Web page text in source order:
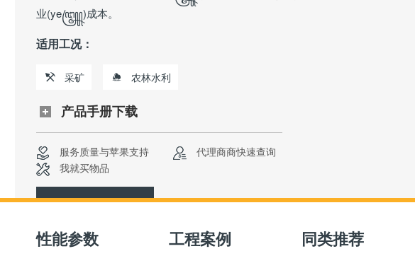
业(ye꧅)成本。
适用工况：
采矿 农林水利
产品手册下载
服务质量与苹果支持
代理商商快速查询
我就买物品
免费获取报价
性能参数 工程案例 同类推荐